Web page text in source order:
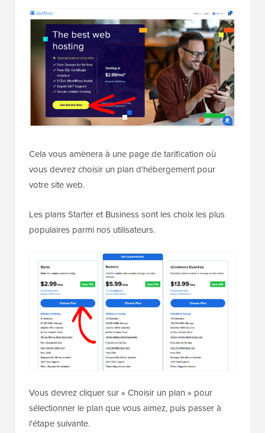
Cela vous amènera à une page de tarification où
vous devrez choisir un plan d'hébergement pour
votre site web.
Les plans Starter et Business sont les choix les plus
populaires parmi nos utilisateurs.
Vous devrez cliquer sur « Choisir un plan » pour
sélectionner le plan que vous aimez, puis passer à
l'étape suivante.